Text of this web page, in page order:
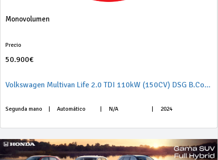
Monovolumen
Precio
50.900€
Volkswagen Multivan Life 2.0 TDI 110kW (150CV) DSG B.Corta
Segunda mano Automático N/A 2024